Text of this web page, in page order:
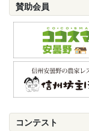
賛助会員
コンテスト